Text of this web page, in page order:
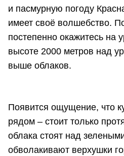
и пасмурную погоду
имеет своё волшебство.
постепенно окажитесь на
высоте 2000 метров над
выше облаков.
Появится ощущение, что
рядом – стоит только
облака стоят над
обволакивают верхушки